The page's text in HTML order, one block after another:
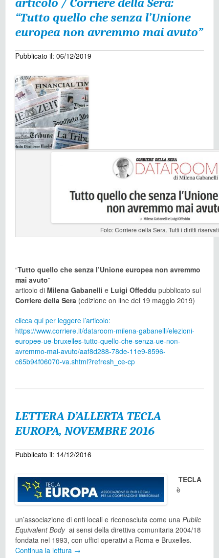
“Tutto quello che senza l’Unione
europea non avremmo mai avuto”
Pubblicato il: 06/12/2019
Foto: Corriere della Sera. Tutti i diritti riservati
“Tutto quello che senza l’Unione europea non avremmo
mai avuto”
articolo di Milena Gabanelli e Luigi Offeddu pubblicato sul
Corriere della Sera (edizione on line del 19 maggio 2019)
clicca qui per leggere l’articolo:
https://www.corriere.it/dataroom-milena-gabanelli/elezioni-
europee-ue-bruxelles-tutto-quello-che-senza-ue-non-
avremmo-mai-avuto/aaf8d288-78de-11e9-8596-
c65b94f06070-va.shtml?refresh_ce-cp
LETTERA D’ALLERTA TECLA
EUROPA, NOVEMBRE 2016
Pubblicato il: 14/12/2016
TECLA
è
un’associazione di enti locali e riconosciuta come unaPublic
Equivalent Bodyai sensi della direttiva comunitaria 2004/18
fondata nel 1993, con uffici operativi a Roma e Bruxelles.
Continua la lettura →